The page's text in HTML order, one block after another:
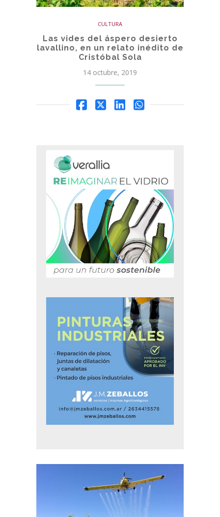
CULTURA
Las vides del áspero desierto
lavallino, en un relato inédito de
Cristóbal Sola
14 octubre, 2019